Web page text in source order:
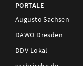
PORTALE
Augusto Sachsen
DAWO Dresden
DDV Lokal